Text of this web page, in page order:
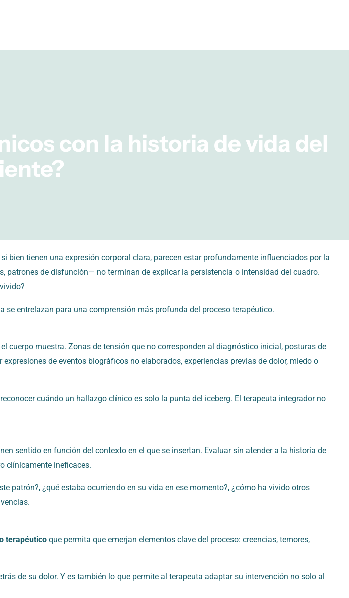
con la historia de vida del
tienen una expresión corporal clara, parecen estar profundamente influenciados por la
de disfunción— no terminan de explicar la persistencia o intensidad del cuadro.
entrelazan para una comprensión más profunda del proceso terapéutico.
cuerpo muestra. Zonas de tensión que no corresponden al diagnóstico inicial, posturas de
de eventos biográficos no elaborados, experiencias previas de dolor, miedo o
cuándo un hallazgo clínico es solo la punta del iceberg. El terapeuta integrador no
sentido en función del contexto en el que se insertan. Evaluar sin atender a la historia de
clínicamente ineficaces.
patrón?, ¿qué estaba ocurriendo en su vida en ese momento?, ¿cómo ha vivido otros
terapéutico que permita que emerjan elementos clave del proceso: creencias, temores,
de su dolor. Y es también lo que permite al terapeuta adaptar su intervención no solo al